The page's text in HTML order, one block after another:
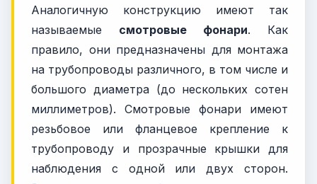
Аналогичную конструкцию имеют так
называемые смотровые фонари. Как
правило, они предназначены для монтажа
на трубопроводы различного, в том числе и
большого диаметра (до нескольких сотен
миллиметров). Смотровые фонари имеют
резьбовое или фланцевое крепление к
трубопроводу и прозрачные крышки для
наблюдения с одной или двух сторон.